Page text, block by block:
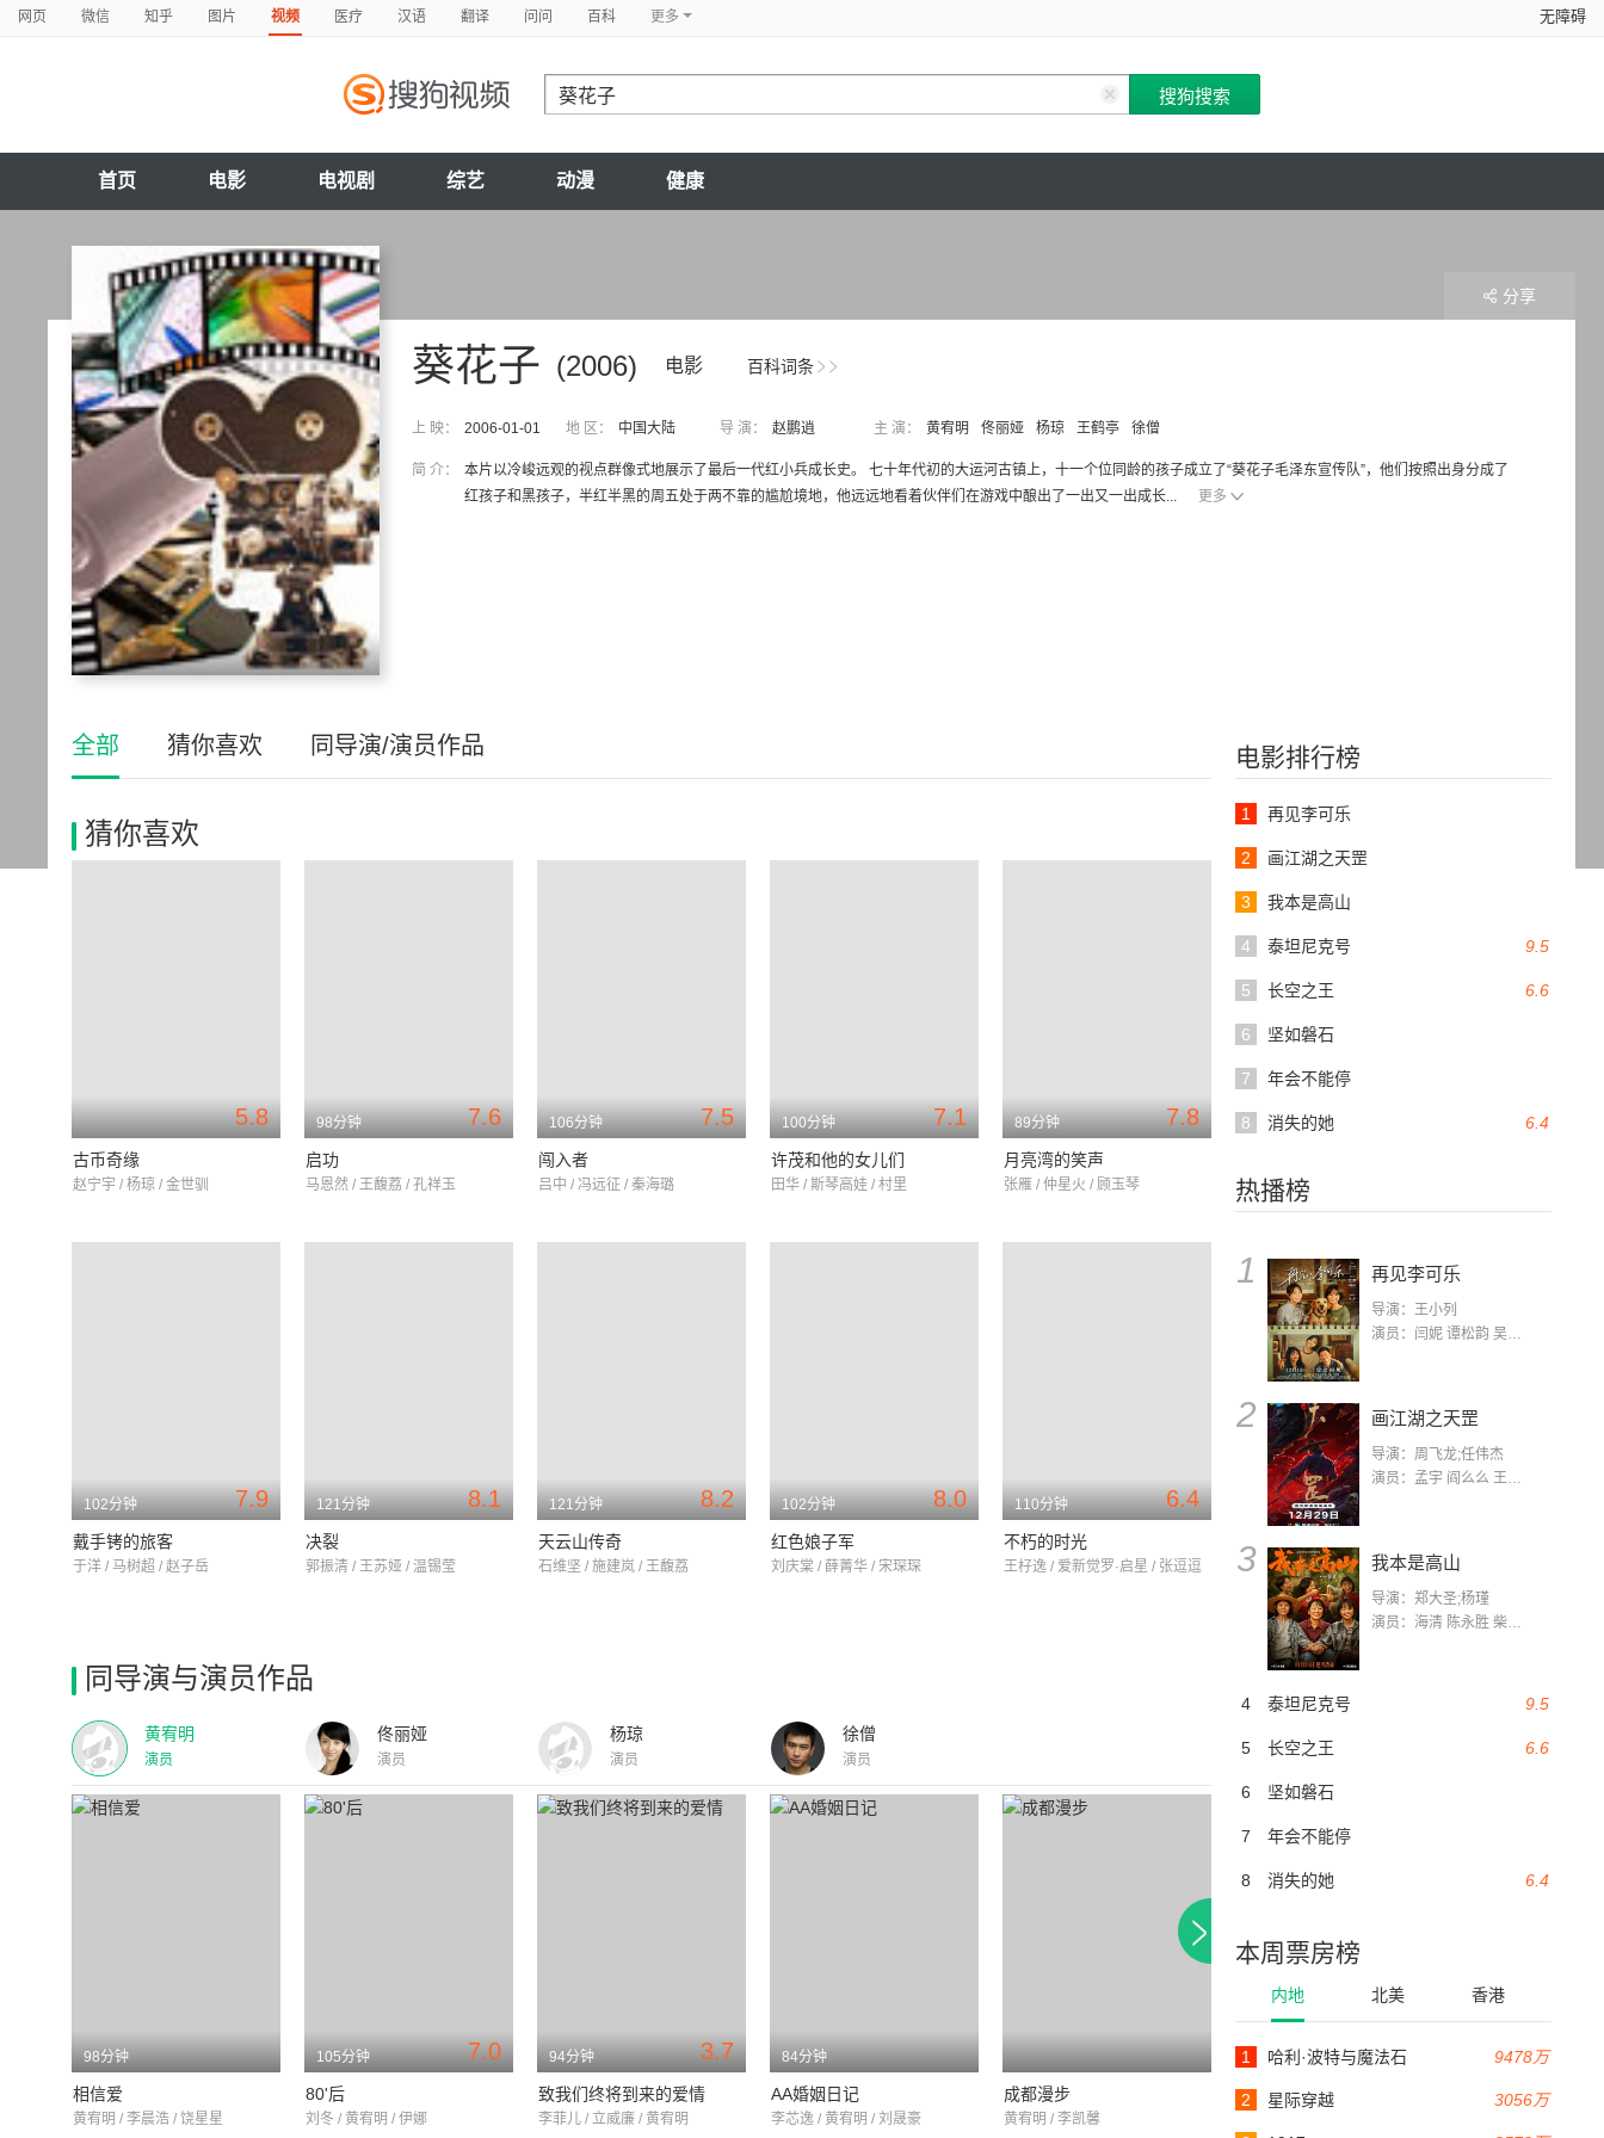
网页 微信 知乎 图片 视频 医疗 汉语 翻译 问问 百科 更多 无障碍
首页 电影 电视剧 综艺 动漫 健康
百科词条
(2006) 电影
葵花子
上 映： 2006-01-01 地 区： 中国大陆 导 演： 赵鹏逍 主 演： 黄宥明 佟丽娅 杨琼 王鹤亭 徐僧
简 介：
本片以冷峻远观的视点群像式地展示了最后一代红小兵成长史。 七十年代初的大运河古镇上，十一个位同龄的孩子成立了“葵花子毛泽东宣传队”，他们按照出身分成了
红孩子和黑孩子，半红半黑的周五处于两不靠的尴尬境地，他远远地看着伙伴们在游戏中酿出了一出又一出成长...
更多
分享
电影排行榜
1 再见李可乐
2 画江湖之天罡
3 我本是高山
9.5
4 泰坦尼克号
6.6
5 长空之王
6 坚如磐石
7 年会不能停
6.4
8 消失的她
热播榜
1 再见李可乐
导演：王小列
演员：闫妮 谭松韵 吴京 蒋龙 赵小棠 冯雷 李虎城 平安 小七 小可乐
2 画江湖之天罡
导演：周飞龙;任伟杰
演员：孟宇 阎么么 王凯 郭政建 阎萌萌 杨默 高枫 齐斯伽 刘芊含 马程
3 我本是高山
导演：郑大圣;杨瑾
演员：海清 陈永胜 柴烨 王玥婷 万国鹏 美朵达瓦 赵瑞婷 罗解艳 郭莉娜 潘家艳
9.5
4 泰坦尼克号
6.6
5 长空之王
6 坚如磐石
7 年会不能停
6.4
8 消失的她
本周票房榜
内地 北美 香港
9478万
1 哈利·波特与魔法石
3056万
2 星际穿越
全部 猜你喜欢 同导演/演员作品
猜你喜欢
5.8
古币奇缘
赵宁宇 / 杨琼 / 金世驯
7.6
98分钟
启功
马恩然 / 王馥荔 / 孔祥玉
7.5
106分钟
闯入者
吕中 / 冯远征 / 秦海璐
7.1
100分钟
许茂和他的女儿们
田华 / 斯琴高娃 / 村里
7.8
89分钟
月亮湾的笑声
张雁 / 仲星火 / 顾玉琴
7.9
102分钟
戴手铐的旅客
于洋 / 马树超 / 赵子岳
8.1
121分钟
决裂
郭振清 / 王苏娅 / 温锡莹
8.2
121分钟
天云山传奇
石维坚 / 施建岚 / 王馥荔
8.0
102分钟
红色娘子军
刘庆棠 / 薛菁华 / 宋琛琛
6.4
110分钟
不朽的时光
王杍逸 / 爱新觉罗·启星 / 张逗逗
同导演与演员作品
黄宥明
演员
佟丽娅
演员
杨琼
演员
徐僧
演员
98分钟
相信爱
黄宥明 / 李晨浩 / 饶星星
7.0
105分钟
80'后
刘冬 / 黄宥明 / 伊娜
3.7
94分钟
致我们终将到来的爱情
李菲儿 / 立威廉 / 黄宥明
84分钟
AA婚姻日记
李芯逸 / 黄宥明 / 刘晟豪
成都漫步
黄宥明 / 李凯馨
捕
89分钟
怪谈